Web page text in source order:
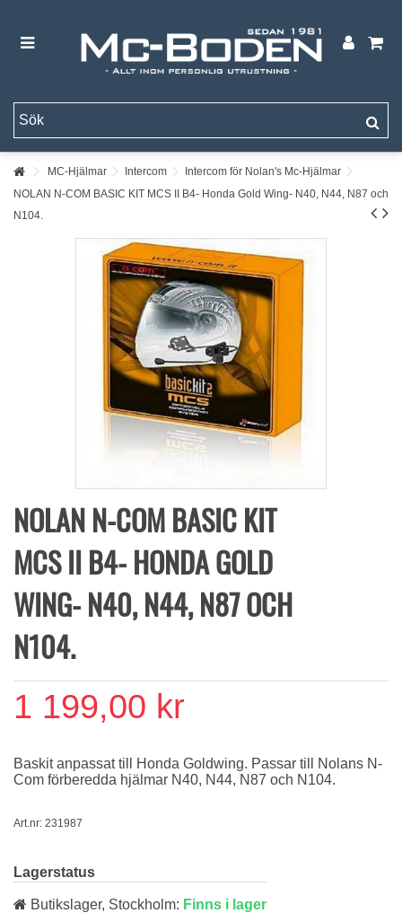
MC-Hjälmar Intercom
Intercom för Nolan's Mc-Hjälmar
NOLAN N-COM BASIC KIT MCS II B4- Honda Gold Wing- N40, N44, N87 och
N104.
NOLAN N-COM BASIC KIT
MCS II B4- HONDA GOLD
WING- N40, N44, N87 OCH
N104.
1 199,00 kr
Baskit anpassat till Honda Goldwing. Passar till Nolans N-
Com förberedda hjälmar N40, N44, N87 och N104.
Art.nr: 231987
Lagerstatus
Butikslager, Stockholm: Finns i lager